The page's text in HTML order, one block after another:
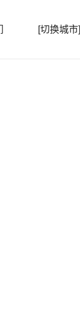
[切换城市]